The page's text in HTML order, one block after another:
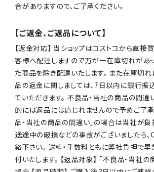
合がありますので、ご了承ください。
【ご返金、ご返品について】
【返金対応】 当ショップはコストコから直接
客様へ配達しますので万が一在庫切れがあ
た商品を除き配達いたします。 また在庫切
品の返金に関しましては、7日以内に銀行振
ていただきます。 不良品・当社の商品の間違
的には返品には応じれませんので予めご了承
品・当社の商品の間違い」の場合は当社が負
送途中の破損などの事故がございましたら、
絡下さい。 送料・手数料ともに弊社負担で
付いたします。 【返品対象】 「不良品・当社